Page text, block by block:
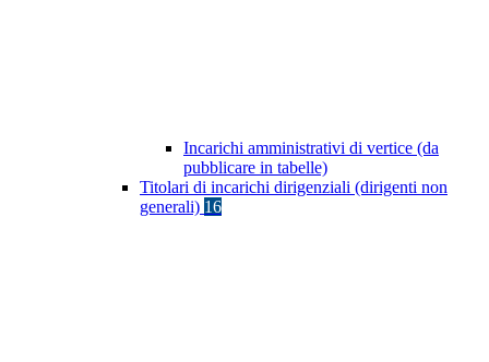
Incarichi amministrativi di vertice (da
pubblicare in tabelle)
Titolari di incarichi dirigenziali (dirigenti non
generali) 16